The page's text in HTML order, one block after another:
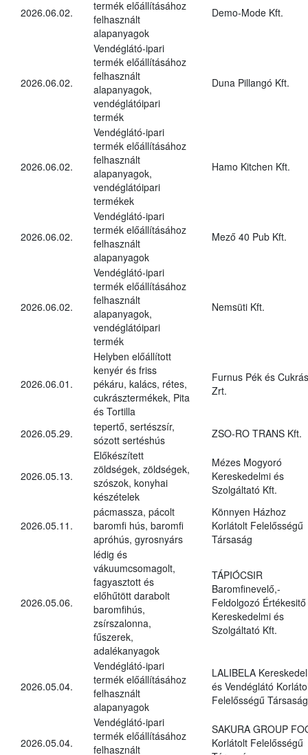
2026.06.02.
termék előállításához
felhasznált
alapanyagok
Demo-Mode Kft.
2026.06.02.
Vendéglátó-ipari
termék előállításához
felhasznált
alapanyagok,
vendéglátóipari
termék
Duna Pillangó Kft.
2026.06.02.
Vendéglátó-ipari
termék előállításához
felhasznált
alapanyagok,
vendéglátóipari
termékek
Hamo Kitchen Kft.
2026.06.02.
Vendéglátó-ipari
termék előállításához
felhasznált
alapanyagok
Mező 40 Pub Kft.
2026.06.02.
Vendéglátó-ipari
termék előállításához
felhasznált
alapanyagok,
vendéglátóipari
termék
Nemsüti Kft.
2026.06.01.
Helyben előállított
kenyér és friss
pékáru, kalács, rétes,
cukrásztermékek, Pita
és Tortilla
Furnus Pék és
Zrt.
2026.05.29.
tepertő, sertészsír,
sózott sertéshús
ZSO-RO TRANS Kft.
2026.05.13.
Előkészített
zöldségek, zöldségek,
szószok, konyhai
készételek
Mézes Mogyoró
Kereskedelmi és
Szolgáltató Kft.
2026.05.11.
pácmassza, pácolt
baromfi hús, baromfi
apróhús, gyrosnyárs
Könnyen Házhoz
Korlátolt Felelősségű
Társaság
2026.05.06.
lédig és
vákuumcsomagolt,
fagyasztott és
előhűtött darabolt
baromfihús,
zsírszalonna,
fűszerek,
adalékanyagok
TÁPIÓCSIR
Baromfinevelő,-
Feldolgozó Értékesitő
Kereskedelmi és
Szolgáltató Kft.
2026.05.04.
Vendéglátó-ipari
termék előállításához
felhasznált
alapanyagok
LALIBELA
és Vendéglátó
Felelősségű Társaság
2026.05.04.
Vendéglátó-ipari
termék előállításához
felhasznált
SAKURA GROUP
Korlátolt Felelősségű